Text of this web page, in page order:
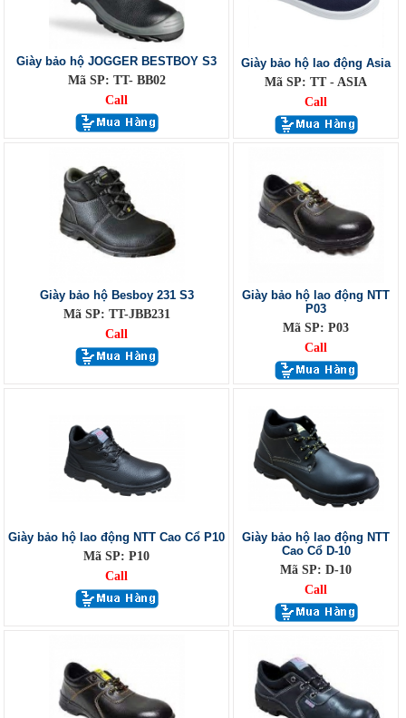
Giày bảo hộ JOGGER BESTBOY S3
Mã SP: TT- BB02
Call
Giày bảo hộ lao động Asia
Mã SP: TT - ASIA
Call
Giày bảo hộ Besboy 231 S3
Mã SP: TT-JBB231
Call
Giày bảo hộ lao động NTT
P03
Mã SP: P03
Call
Giày bảo hộ lao động NTT Cao Cổ P10
Mã SP: P10
Call
Giày bảo hộ lao động NTT
Cao Cổ D-10
Mã SP: D-10
Call